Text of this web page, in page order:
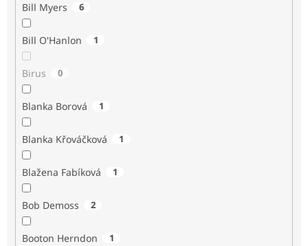
Bill Myers 6
Bill O'Hanlon 1
Birus 0
Blanka Borová 1
Blanka Křováčková 1
Blažena Fabíková 1
Bob Demoss 2
Booton Herndon 1